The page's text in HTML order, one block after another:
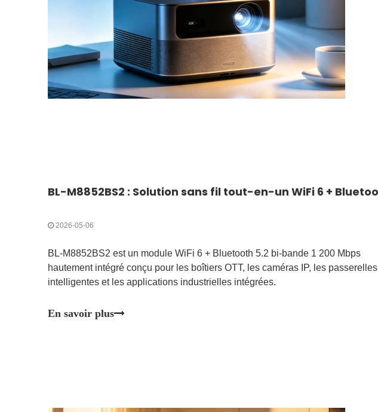
2026-05-06
BL-M8852BS2 est un module WiFi 6 + Bluetooth 5.2 bi-bande 1 200 Mbps
hautement intégré conçu pour les boîtiers OTT, les caméras IP, les passerelles
intelligentes et les applications industrielles intégrées.
En savoir plus